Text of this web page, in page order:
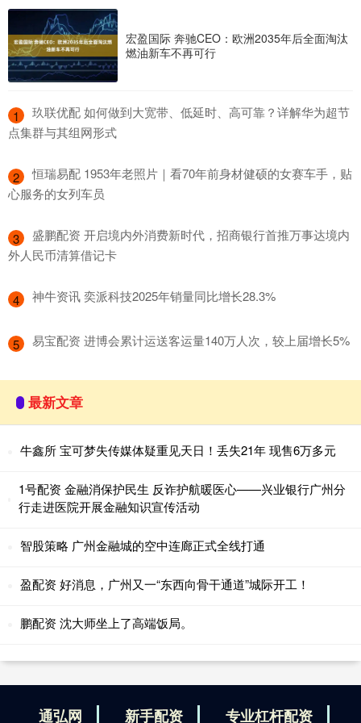
宏盈国际 奔驰CEO：欧洲2035年后全面淘汰
燃油新车不再可行
1
​玖联优配 如何做到大宽带、低延时、高可靠？详解华为超节
点集群与其组网形式
2
​恒瑞易配 1953年老照片｜看70年前身材健硕的女赛车手，贴
心服务的女列车员
3
​盛鹏配资 开启境内外消费新时代，招商银行首推万事达境内
外人民币清算借记卡
4 ​神牛资讯 奕派科技2025年销量同比增长28.3%
5 ​易宝配资 进博会累计运送客运量140万人次，较上届增长5%
最新文章
牛鑫所 宝可梦失传媒体疑重见天日！丢失21年 现售6万多元
1号配资 金融消保护民生 反诈护航暖医心——兴业银行广州分
行走进医院开展金融知识宣传活动
智股策略 广州金融城的空中连廊正式全线打通
盈配资 好消息，广州又一“东西向骨干通道”城际开工！
鹏配资 沈大师坐上了高端饭局。
通弘网 新手配资 专业杠杆配资